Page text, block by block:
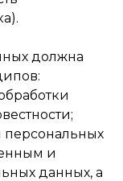
должна
персональных
и
данных, а